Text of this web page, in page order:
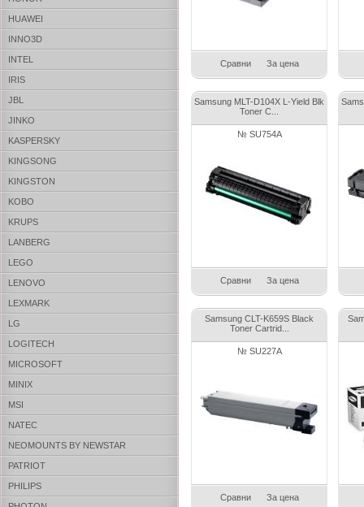
HUAWEI
INNO3D
INTEL
IRIS
JBL
JINKO
KASPERSKY
KINGSONG
KINGSTON
KOBO
KRUPS
LANBERG
LEGO
LENOVO
LEXMARK
LG
LOGITECH
MICROSOFT
MINIX
MSI
NATEC
NEOMOUNTS BY NEWSTAR
PATRIOT
PHILIPS
Сравни За цена
Samsung MLT-D104X L-Yield Blk
Toner C...
№ SU754A
Сравни За цена
Samsung CLT-K659S Black
Toner Cartrid...
№ SU227A
Сравни За цена